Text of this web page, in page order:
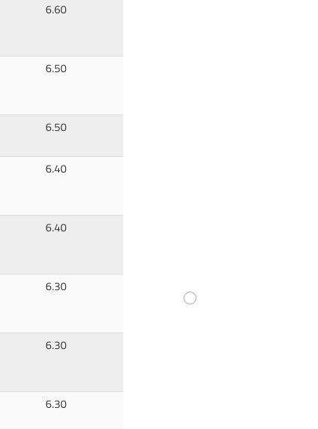
6.60
6.50
6.50
6.40
6.40
6.30
6.30
6.30